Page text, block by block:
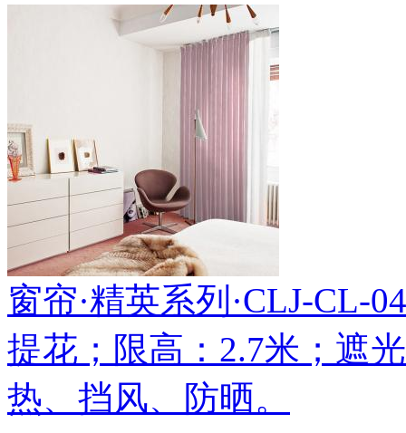
窗帘·精英系列·CLJ-CL-
提花；限高：2.7米；遮
热、挡风、防晒。